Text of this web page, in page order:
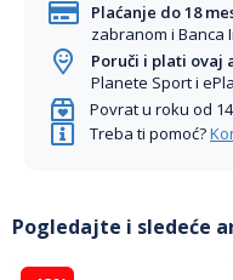
Plaćanje do 18
zabranom i Banca
Poruči i plati ovaj
Planete Sport i
Povrat u roku od
Treba ti pomoć?
Pogledajte i sledeće